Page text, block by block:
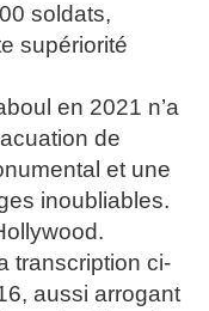
soldats,
supériorité
en 2021 n’a
de
et une
inoubliables.
transcription ci-
aussi arrogant